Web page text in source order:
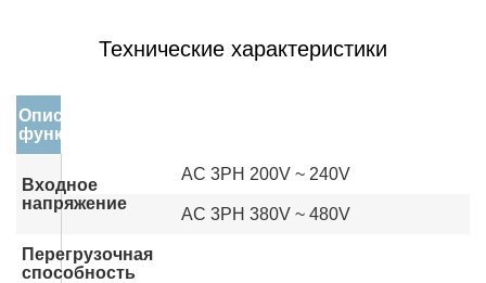
Технические характеристики
Описание
функции
Входное
напряжение
AC 3PH 200V ~ 240V
AC 3PH 380V ~ 480V
Перегрузочная
способность